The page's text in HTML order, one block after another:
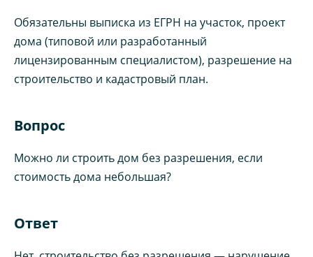
Обязательны выписка из ЕГРН на участок, проект
дома (типовой или разработанный
лицензированным специалистом), разрешение на
строительство и кадастровый план.
Вопрос
Можно ли строить дом без разрешения, если
стоимость дома небольшая?
Ответ